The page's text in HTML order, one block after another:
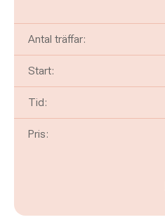
Antal träffar:
Start:
Tid:
Pris: